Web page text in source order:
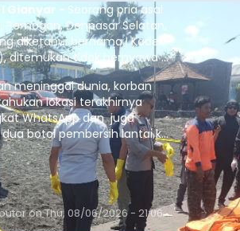
Gianyar - Seorang pria asal
Pemogan, Denpasar Selatan,
diketahui bernama I Kadek
ditemukan tidak bernyawa di
Sukawati.
meninggal dunia, korban
lokasi terakhirnya
WhatsApp dan juga
botol pembersih lantai ke
onThu, 08/06/2026 - 21:06